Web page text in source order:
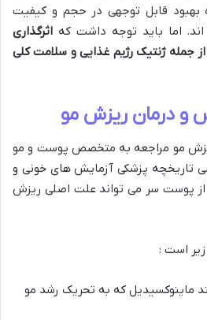
مدت ۳ تا ۶ ماه بهبود قابل توجهی در حجم و کیفیت
اما باید توجه داشت که اثرگذاری
جمله ژنتیک رژیم غذایی و سلامت کلی
درمان ریزش مو
مو مراجعه به متخصص پوست و مو
تاریخچه پزشکی آزمایش های خونی و
از پوست سر می تواند علت اصلی ریزش
زیر است :
ماینوکسیدیل که به تحریک رشد مو